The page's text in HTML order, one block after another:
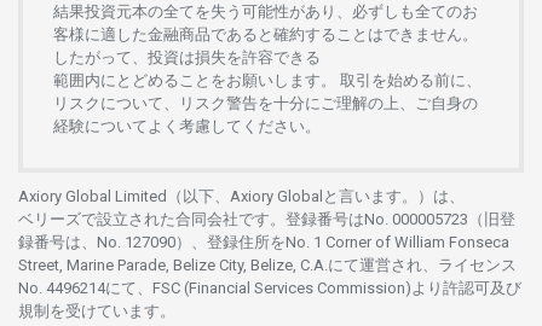
結果投資元本の全てを失う 可能性があり、 必ずしも全てのお
客様に適した金融商品であると 確約することはできません。
したがって、 投資は損失を許容できる
範囲内にとどめることをお願いします 。 取引を始める前に、
リスクについて、
リスク警告を十分に ご理解の 上、 ご自身の
経験について よく 考慮してください。
Axiory Global Limited（以下、Axiory Globalと言います。）は、
ベリーズで設立さ れた合同会社です。 登録番号はNo. 000005723（旧登
録番号は、No. 127090）、 登録住所をNo. 1 Corner of William Fonseca
Street, Marine Parade, Belize City, Belize, C.A.にて運営さ れ、 ライセンス
No. 4496214にて、FSC (Financial Services Commission)より 許認可及び
規制を受けています。